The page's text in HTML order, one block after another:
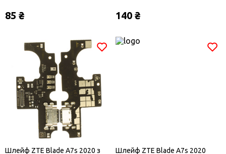
85 ₴ 140 ₴
Шлейф ZTE Blade A7s 2020 з
Шлейф ZTE Blade A7s 2020